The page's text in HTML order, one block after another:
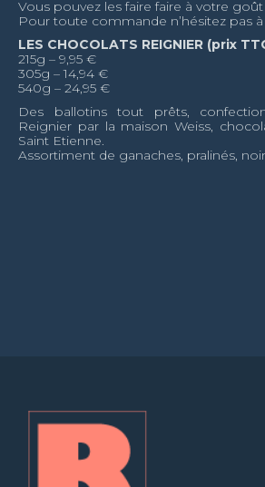
Vous pouvez les faire faire à votre goût
Pour toute commande n’hésitez pas
LES CHOCOLATS REIGNIER (prix
215g – 9,95 €
305g – 14,94 €
540g – 24,95 €
Des ballotins tout prêts,
Reignier par la maison Weiss,
Saint Etienne.
Assortiment de ganaches, pralinés,